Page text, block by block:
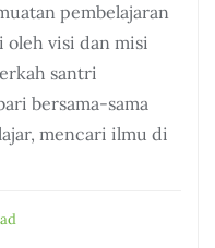
pembelajaran
oleh visi dan misi
santri
bersama-sama
mencari ilmu di